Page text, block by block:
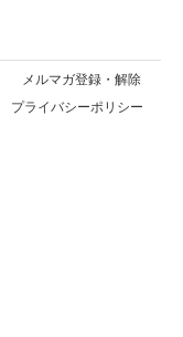
メルマガ登録・解除
プライバシーポリシー